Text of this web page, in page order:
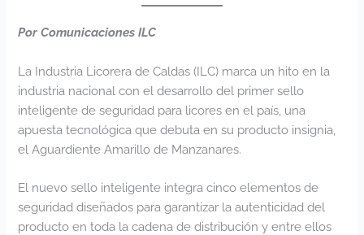
Por Comunicaciones ILC
La Industria Licorera de Caldas (ILC) marca un hito en la
industria nacional con el desarrollo del primer sello
inteligente de seguridad para licores en el país, una
apuesta tecnológica que debuta en su producto insignia,
el Aguardiente Amarillo de Manzanares.
El nuevo sello inteligente integra cinco elementos de
seguridad diseñados para garantizar la autenticidad del
producto en toda la cadena de distribución y entre ellos